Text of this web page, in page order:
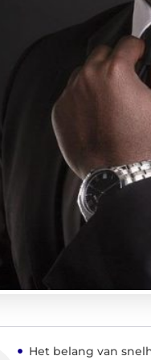
Het belang van